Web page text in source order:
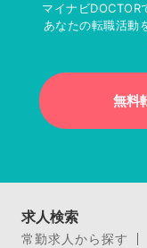
マイナビDOCTOR
あなたの転職活動
無料
求人検索
常勤求人から探す